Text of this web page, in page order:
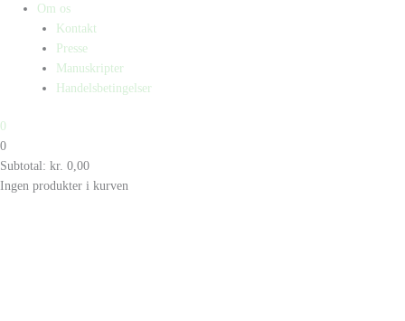
Om os
Kontakt
Presse
Manuskripter
Handelsbetingelser
0
0
Subtotal: kr. 0,00
Ingen produkter i kurven